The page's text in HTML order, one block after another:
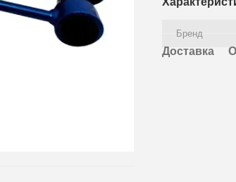
Бренд
Доставка